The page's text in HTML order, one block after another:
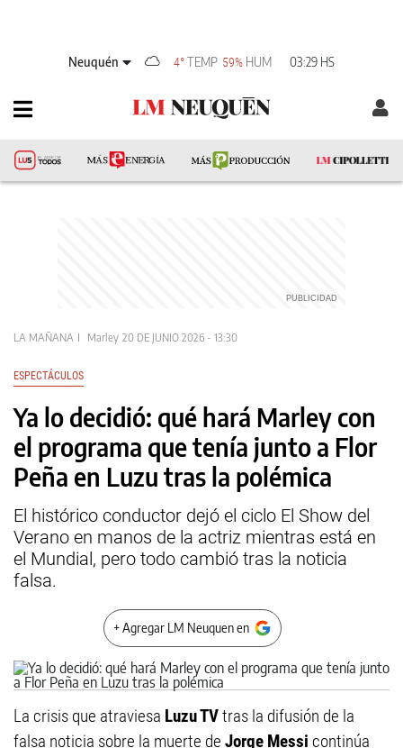
Neuquén 4° TEMP 59% HUM 03:29 HS
LA MAÑANA Marley 20 DE JUNIO 2026 - 13:30
ESPECTÁCULOS
Ya lo decidió: qué hará Marley con
el programa que tenía junto a Flor
Peña en Luzu tras la polémica
El histórico conductor dejó el ciclo El Show del
Verano en manos de la actriz mientras está en
el Mundial, pero todo cambió tras la noticia
falsa.
+ Agregar LM Neuquen en
La crisis que atraviesa Luzu TVtras la difusión de la
falsa noticia sobre la muerte de Jorge Messi continúa